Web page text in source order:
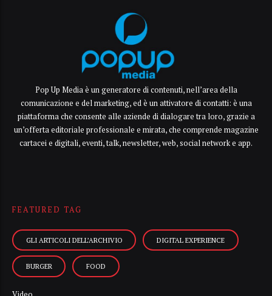
Pop Up Media è un generatore di contenuti, nell’area della
comunicazione e del marketing, ed è un attivatore di contatti: è una
piattaforma che consente alle aziende di dialogare tra loro, grazie a
un’offerta editoriale professionale e mirata, che comprende magazine
cartacei e digitali, eventi, talk, newsletter, web, social network e app.
FEATURED TAG
GLI ARTICOLI DELL’ARCHIVIO DIGITAL EXPERIENCE
BURGER FOOD